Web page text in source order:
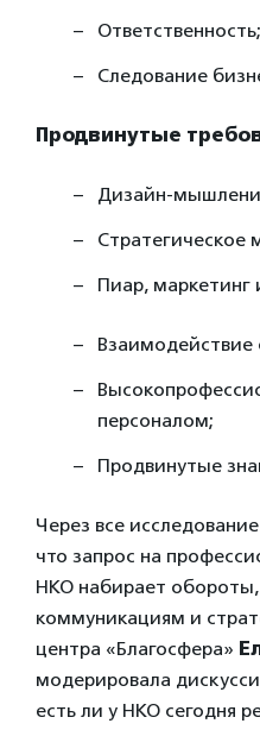
Ответственность;
Следование
Продвинутые
Дизайн-
Стратегическое
Пиар,
Взаимодействие
персоналом;
Продвинутые
Через все
что запрос на
НКО набирает
коммуникациям и
центра «Благосфера»
модерировала
есть ли у НКО сегодня